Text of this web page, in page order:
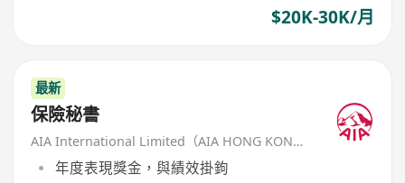
$20K-30K/月
最新
保險秘書
AIA International Limited（AIA HONG KONG）
年度表現獎金，與績效掛鉤